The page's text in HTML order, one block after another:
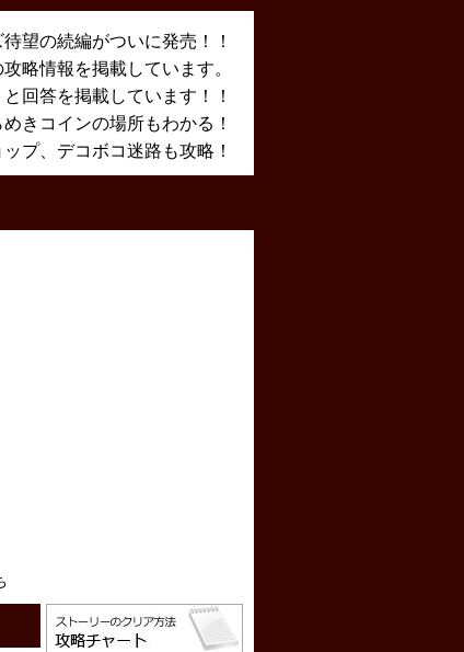
望の続編がついに発売！！
略情報を掲載しています。
回答を掲載しています！！
きコインの場所もわかる！
プ、デコボコ迷路も攻略！